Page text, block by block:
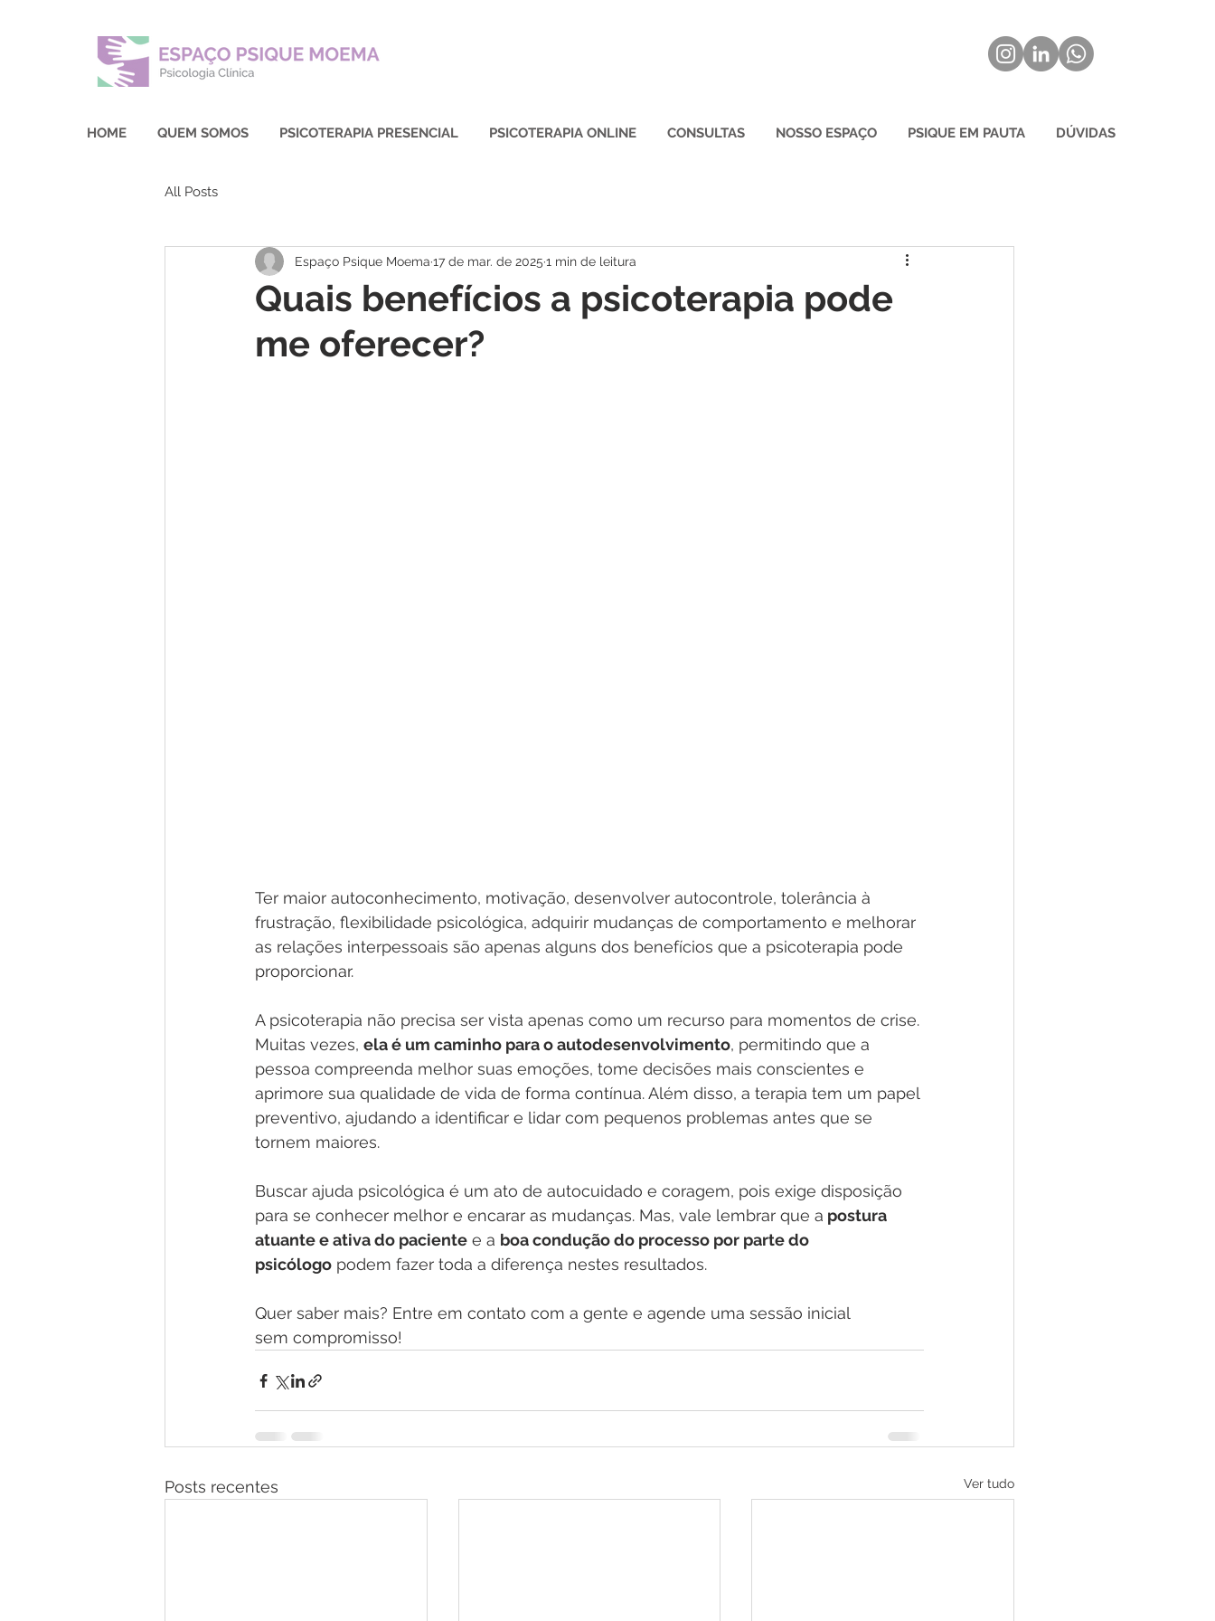
HOME QUEM SOMOS PSICOTERAPIA PRESENCIAL PSICOTERAPIA ONLINE CONSULTAS NOSSO ESPAÇO PSIQUE EM PAUTA DÚVIDAS
All Posts
Quais benefícios a psicoterapia pode
me oferecer?
Espaço Psique Moema 17 de mar. de 2025 1 min de leitura
Ter maior autoconhecimento, motivação, desenvolver autocontrole, tolerância à
frustração, flexibilidade psicológica, adquirir mudanças de comportamento e melhorar
as relações interpessoais são apenas alguns dos benefícios que a psicoterapia pode
proporcionar.
A psicoterapia não precisa ser vista apenas como um recurso para momentos de crise.
Muitas vezes, ela é um caminho para o autodesenvolvimento, permitindo que a
pessoa compreenda melhor suas emoções, tome decisões mais conscientes e
aprimore sua qualidade de vida de forma contínua. Além disso, a terapia tem um papel
preventivo, ajudando a identificar e lidar com pequenos problemas antes que se
tornem maiores.
Buscar ajuda psicológica é um ato de autocuidado e coragem, pois exige disposição
para se conhecer melhor e encarar as mudanças. Mas, vale lembrar que a postura
atuante e ativa do paciente e a boa condução do processo por parte do
psicólogo podem fazer toda a diferença nestes resultados.
Quer saber mais? Entre em contato com a gente e agende uma sessão inicial
sem compromisso!
Posts recentes Ver tudo